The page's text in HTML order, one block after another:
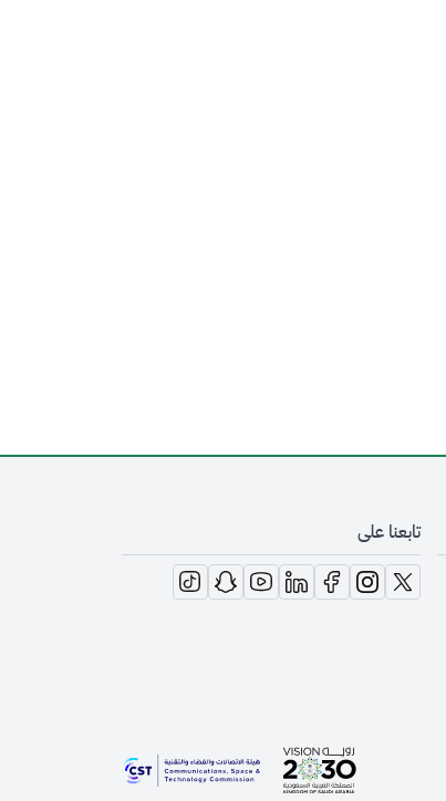
تابعنا على
opens in new window
opens in new window
opens in new window
opens in new window
opens in new window
opens in new window
opens in new window
opens in new window